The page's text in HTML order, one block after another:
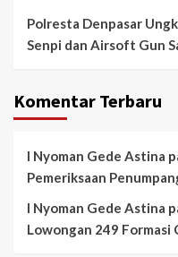
Polresta Denpasar
Senpi dan Airsoft Gun
Komentar Terbaru
I Nyoman Gede Astina
Pemeriksaan
I Nyoman Gede Astina
Lowongan 249 Formasi